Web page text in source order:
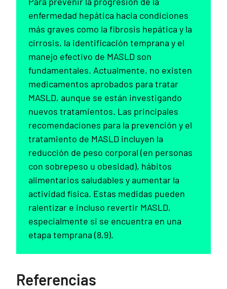
enfermedad hepática hacia condiciones
más graves como la fibrosis hepática y la
cirrosis, la identificación temprana y el
manejo efectivo de MASLD son
fundamentales. Actualmente, no existen
medicamentos aprobados para tratar
MASLD, aunque se están investigando
nuevos tratamientos. Las principales
recomendaciones para la prevención y el
tratamiento de MASLD incluyen la
reducción de peso corporal (en personas
con sobrepeso u obesidad), hábitos
alimentarios saludables y aumentar la
actividad física. Estas medidas pueden
ralentizar e incluso revertir MASLD,
especialmente si se encuentra en una
etapa temprana (8,9).
Referencias